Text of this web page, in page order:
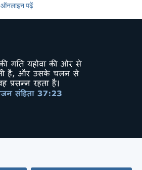
ऑनलाइन पढ़ें